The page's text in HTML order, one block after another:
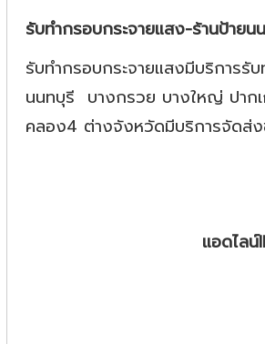
รับทำกรอบกระจายแสง-ร้านป้ายน
รับทำกรอบกระจายแสงมีบริการ
นนทบุรี บางกรวย บางใหญ่ ปาก
คลอง4 ต่างจังหวัดมีบริการจัดส่ง
แอดไลน์